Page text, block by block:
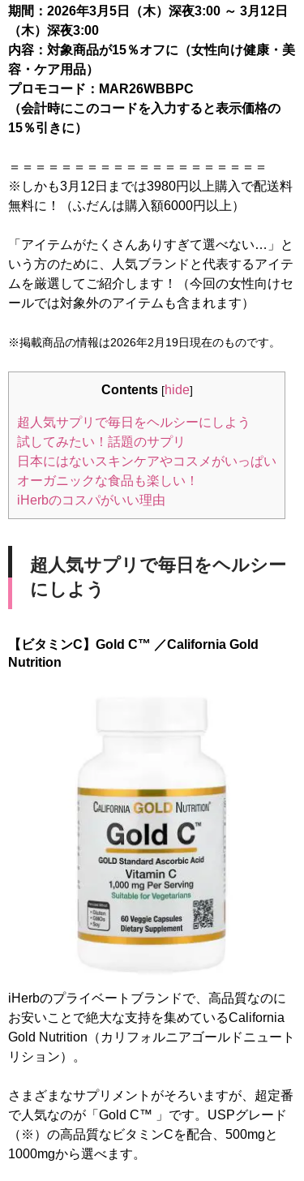
期間：2026年3月5日（木）深夜3:00 ～ 3月12日
（木）深夜3:00
内容：対象商品が15％オフに（女性向け健康・美
容・ケア用品）
プロモコード：MAR26WBBPC
（会計時にこのコードを入力すると表示価格の
＝＝＝＝＝＝＝＝＝＝＝＝＝＝＝＝＝＝＝＝
※しかも3月12日までは3980円以上購入で配送料
無料に！（ふだんは購入額6000円以上）
「アイテムがたくさんありすぎて選べない…」と
いう方のために、人気ブランドと代表するアイテ
ムを厳選してご紹介します！（今回の女性向けセ
ールでは対象外のアイテムも含まれます）
※掲載商品の情報は2026年2月19日現在のものです。
Contents [hide]
超人気サプリで毎日をヘルシーにしよう
試してみたい！話題のサプリ
日本にはないスキンケアやコスメがいっぱい
オーガニックな食品も楽しい！
iHerbのコスパがいい理由
超人気サプリで毎日をヘルシー
にしよう
【ビタミンC】Gold C™ ／California Gold
Nutrition
iHerbのプライベートブランドで、高品質なのに
お安いことで絶大な支持を集めているCalifornia
Gold Nutrition（カリフォルニアゴールドニュート
リション）。
さまざまなサプリメントがそろいますが、超定番
で人気なのが「Gold C™ 」です。USPグレード
（※）の高品質なビタミンCを配合、500mgと
1000mgから選べます。